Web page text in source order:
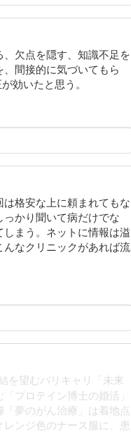
欠点を隠す、知識不足を
間接的に気づいてもら
効いたと思う。
格安な上に頼まれてもな
かり聞いて病だけでな
まう。ネットに情報は溢
なクリニックがあれば流
を望むバリキャリ「未来
プロテイン博士の婚活」
夢のがん治療」は着地点
ンジ色のナース服に、患